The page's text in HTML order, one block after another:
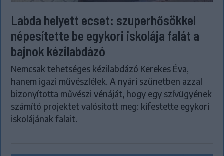
Labda helyett ecset: szuperhősökkel
népesítette be egykori iskolája falát a
bajnok kézilabdázó
Nemcsak tehetséges kézilabdázó Kerekes Éva,
hanem igazi művészlélek. A nyári szünetben azzal
bizonyította művészi vénáját, hogy egy szívügyének
számító projektet valósított meg: kifestette egykori
iskolájának falait.